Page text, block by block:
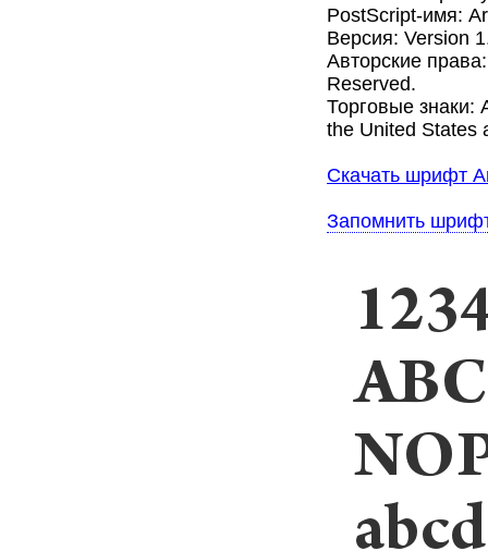
PostScript-имя:
Версия: Version
Авторские
Reserved.
Торговые знаки:
the United States
Скачать шрифт
Запомнить